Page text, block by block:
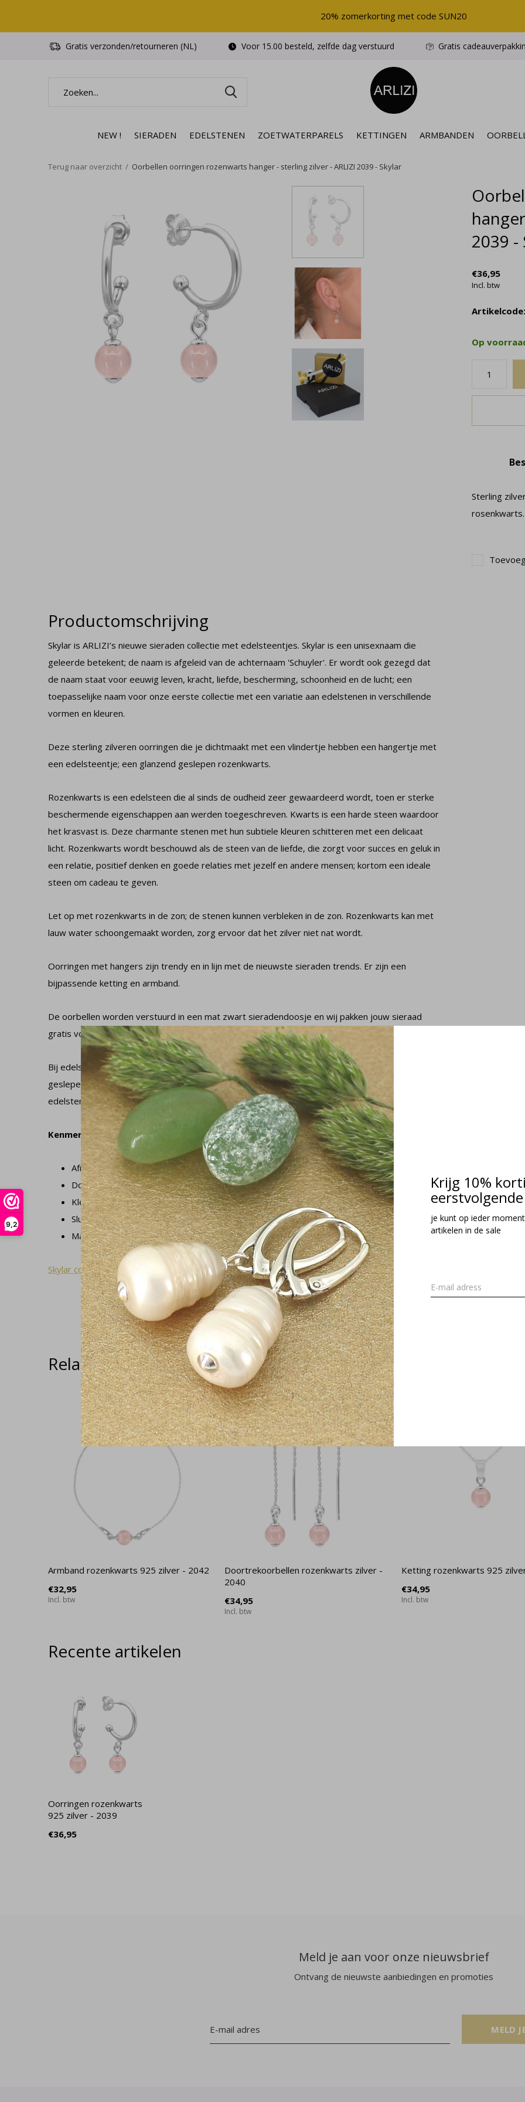
9,2
Krijg 10%
je kunt op ieder
artikelen in de sale
NEW ! SIERADEN EDELSTENEN ZOETWATERPARELS KETTINGEN ARMBANDEN
Gratis verzonden/retourneren (NL) Voor 15.00 besteld, zelfde dag verstuurd Gratis
20% zomerkorting met code SUN20
Terug naar overzicht Oorbellen oorringen rozenwarts hanger - sterling zilver - ARLIZI 2039 - Skylar
2039 -
€36,95
Incl. btw
Artikelcode:
Op
Sterling
Productomschrijving
Skylar is ARLIZI’s nieuwe sieraden collectie met edelsteentjes. Skylar is een unisexnaam die
geleerde betekent; de naam is afgeleid van de achternaam 'Schuyler'. Er wordt ook gezegd dat
de naam staat voor eeuwig leven, kracht, liefde, bescherming, schoonheid en de lucht; een
toepasselijke naam voor onze eerste collectie met een variatie aan edelstenen in verschillende
vormen en kleuren.
Deze sterling zilveren oorringen die je dichtmaakt met een vlindertje hebben een hangertje met
een edelsteentje; een glanzend geslepen rozenkwarts.
Rozenkwarts is een edelsteen die al sinds de oudheid zeer gewaardeerd wordt, toen er sterke
beschermende eigenschappen aan werden toegeschreven. Kwarts is een harde steen waardoor
het krasvast is. Deze charmante stenen met hun subtiele kleuren schitteren met een delicaat
licht. Rozenkwarts wordt beschouwd als de steen van de liefde, die zorgt voor succes en geluk in
een relatie, positief denken en goede relaties met jezelf en andere mensen; kortom een ideale
steen om cadeau te geven.
Let op met rozenkwarts in de zon; de stenen kunnen verbleken in de zon. Rozenkwarts kan met
lauw water schoongemaakt worden, zorg ervoor dat het zilver niet nat wordt.
Oorringen met hangers zijn trendy en in lijn met de nieuwste sieraden trends. Er zijn een
bijpassende ketting en armband.
De oorbellen worden verstuurd in een mat zwart sieradendoosje en wij pakken jouw sieraad
gratis voor je in.
Bij edelsteen kan de kleur afwijken omdat de stenen natuurlijk gewonnen zijn en behalve
geslepen en gepolijst niet verder bewerkt zijn; deze kleur variaties horen bij het effect van
edelstenen en dat maakt ze ook uniek.
Kenmerken
Afmeting oorbel: 18 x 30 mm
Doorsnede edelsteen: 6 mm
Kleur edelsteen: roze
Sluiting oorbel: pin en vlinder
Materiaal: 925 sterling zilver en rozenkwarts
Skylar collectie
Related articles
Armband rozenkwarts 925 zilver - 2042
€32,95
Incl. btw
Doortrekoorbellen rozenkwarts zilver -
2040
€34,95
Incl. btw
Ketting rozenkwarts 925
€34,95
Incl. btw
Recente artikelen
Oorringen rozenkwarts
925 zilver - 2039
€36,95
Meld je aan voor onze nieuwsbrief
Ontvang de nieuwste aanbiedingen en promoties
MELD